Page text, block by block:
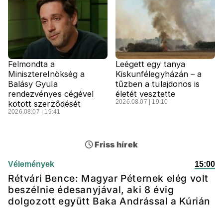
Felmondta a
Miniszterelnökség a
Balásy Gyula
rendezvényes cégével
kötött szerződését
2026.08.07 | 19:41
Leégett egy tanya
Kiskunfélegyházán – a
tűzben a tulajdonos is
életét vesztette
2026.08.07 | 19:10
Friss hírek
Vélemények 15:00
Rétvári Bence: Magyar Péternek elég volt
beszélnie édesanyjával, aki 8 évig
dolgozott együtt Baka Andrással a Kúrián